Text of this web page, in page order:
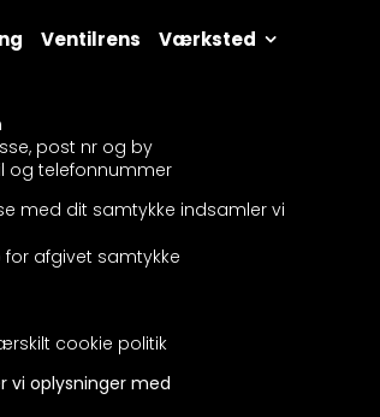
Ventilrens Værksted
post nr og by
og telefonnummer
med dit samtykke indsamler vi
for afgivet samtykke
cookie politik
vi oplysninger med